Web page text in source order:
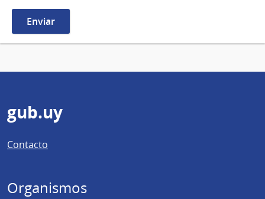
Pie
de
página
gub.uy
Contacto
Organismos